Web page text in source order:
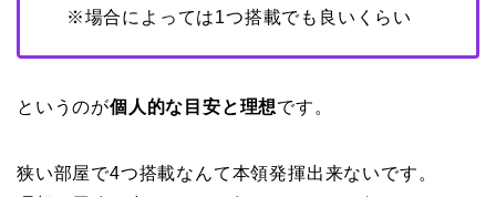
※場合によっては1つ搭載でも良いくらい
というのが個人的な目安と理想です。
狭い部屋で4つ搭載なんて本領発揮出来ないです。